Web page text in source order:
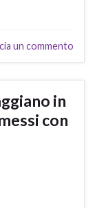
un commento
in
con